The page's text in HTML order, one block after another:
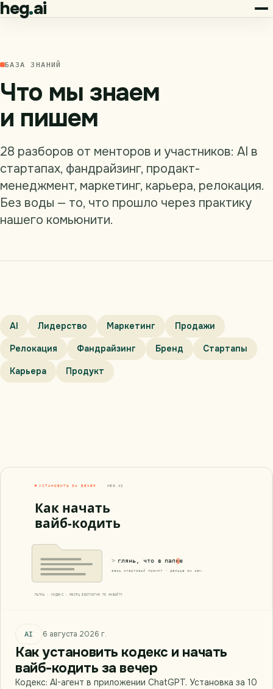
heg ai
БАЗА ЗНАНИЙ
Что мы знаем
и пишем
28 разборов от менторов и участников: AI в
стартапах, фандрайзинг, продакт-
менеджмент, маркетинг, карьера, релокация.
Без воды — то, что прошло через практику
нашего комьюнити.
AI Лидерство Маркетинг Продажи
Релокация Фандрайзинг Бренд Стартапы
Карьера Продукт
AI 6 августа 2026 г.
Как установить кодекс и начать
вайб-кодить за вечер
Кодекс: AI-агент в приложении ChatGPT. Установка за 10